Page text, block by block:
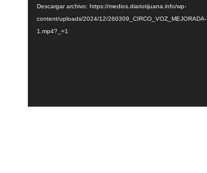
Descargar archivo: https://medios.diariotijuana.info/wp-
content/uploads/2024/12/260309_CIRCO_VOZ_MEJORADA-
1.mp4?_=1